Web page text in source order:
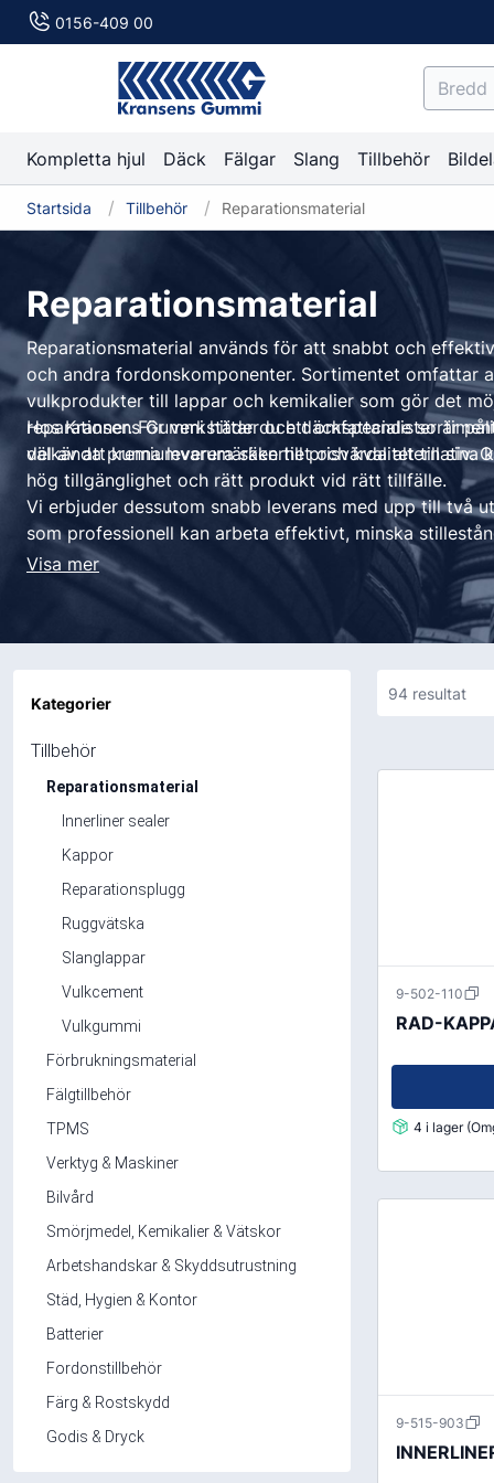
0156-409 00
Kompletta hjul Däck
Däck Gå till Däck
Personbil
C-däck
Sommardäck
Dubbdäck
Friktionsdäck
Lastbil
Lastbil Nydäck
Lastbil Regummerade
Industridäck
Luftdäck
MC & Scooter
Övriga däck
Fälgar
Fälgar Gå till Fälgar
Aluminiumfälgar Stålfälgar
Slang
Slang Gå till Slang
Slangar
Personbil
MC
Mousse
Tillbehör
Tillbehör Gå till Tillbehör
Reparationsmaterial
Innerliner sealer
Kappor
Reparationsplugg
Ruggvätska
Slanglappar
Vulkcement
Vulkgummi
Dubb
Däckkritor
Däckpåsar
Monterings-
Penslar
Lim & Tätning
Verktyg & Maskiner
Balanseringsmaskin
Domkrafter
Däckkärror
Hjultvätt
Hylsor
Luftverktyg
Mutterdragare
Nipplar
Monteringsverktyg
Reparationsverktyg
Stålborstar
Exteriör
Städ, Hygien & Kontor
Avfallshantering
Hygien
Papper
Pennor
Däcketiketter
Tejp
Batterier
Startsida Tillbehör Reparationsmaterial
Reparationsmaterial
Reparationsmaterial används för att snabbt och
och andra fordonskomponenter. Sortimentet omfattar
vulkprodukter till lappar och kemikalier som gör det
reparationer. För verkstäder och däckspecialister är
del av att kunna leverera säkerhet och kvalitet till sina
Hos Kransens Gummi hittar du ett omfattande
välkända premiumvarumärken till prisvärda alternativ.
hög tillgänglighet och rätt produkt vid rätt tillfälle.
Vi erbjuder dessutom snabb leverans med upp till två
som professionell kan arbeta effektivt, minska
servicegrad till dina kunder.
Visa mer
Kategorier
Tillbehör
Reparationsmaterial
Innerliner sealer
Kappor
Reparationsplugg
Ruggvätska
Slanglappar
Vulkcement
Vulkgummi
Förbrukningsmaterial
Fälgtillbehör
TPMS
Verktyg & Maskiner
Bilvård
Smörjmedel, Kemikalier & Vätskor
Arbetshandskar & Skyddsutrustning
Städ, Hygien & Kontor
Batterier
Fordonstillbehör
Färg & Rostskydd
Godis & Dryck
94 resultat
9-502-110
RAD-
4 i lager
9-515-903